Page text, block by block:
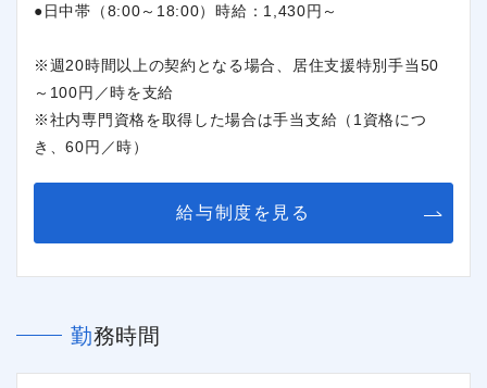
●日中帯（8:00～18:00）時給：1,430円～
※週20時間以上の契約となる場合、居住支援特別手当50
～100円／時を支給
※社内専門資格を取得した場合は手当支給（1資格につ
き、60円／時）
給与制度を見る
勤務時間